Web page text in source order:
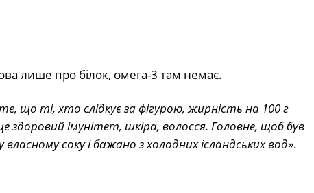
лише про білок, омега-3 там немає.
що ті, хто слідкує за фігурою, жирність на 100 г
здоровий імунітет, шкіра, волосся. Головне, щоб був
соку і бажано з холодних ісландських вод».